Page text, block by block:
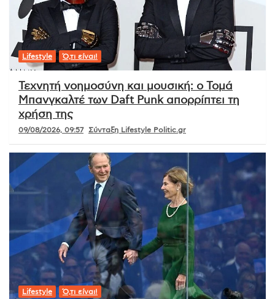
Lifestyle Ό,τι είναι!
Τεχνητή νοημοσύνη και μουσική: ο Τομά
Μπανγκαλτέ των Daft Punk απορρίπτει τη
χρήση της
09/08/2026, 09:57 Σύνταξη Lifestyle Politic.gr
Lifestyle Ό,τι είναι!